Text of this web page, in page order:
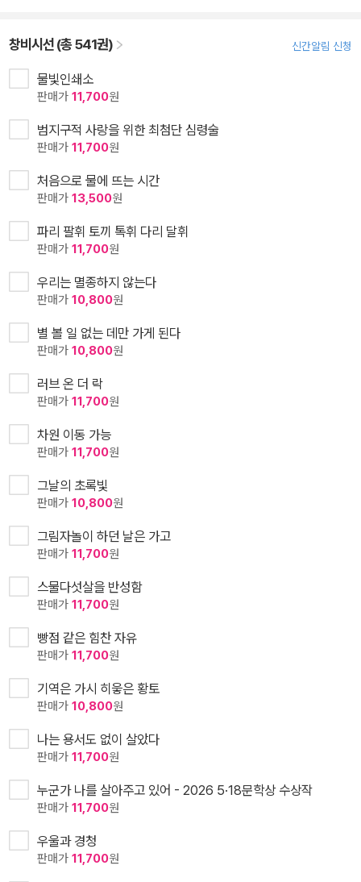
창비시선 (총 541권) 신간알림 신청
물빛인쇄소
판매가 11,700원
범지구적 사랑을 위한 최첨단 심령술
판매가 11,700원
처음으로 물에 뜨는 시간
판매가 13,500원
파리 팔휘 토끼 톡휘 다리 달휘
판매가 11,700원
우리는 멸종하지 않는다
판매가 10,800원
별 볼 일 없는 데만 가게 된다
판매가 10,800원
러브 온 더 락
판매가 11,700원
차원 이동 가능
판매가 11,700원
그날의 초록빛
판매가 10,800원
그림자놀이 하던 날은 가고
판매가 11,700원
스물다섯살을 반성함
판매가 11,700원
빵점 같은 힘찬 자유
판매가 11,700원
기역은 가시 히읗은 황토
판매가 10,800원
나는 용서도 없이 살았다
판매가 11,700원
누군가 나를 살아주고 있어 - 2026 5·18문학상 수상작
판매가 11,700원
우울과 경청
판매가 11,700원